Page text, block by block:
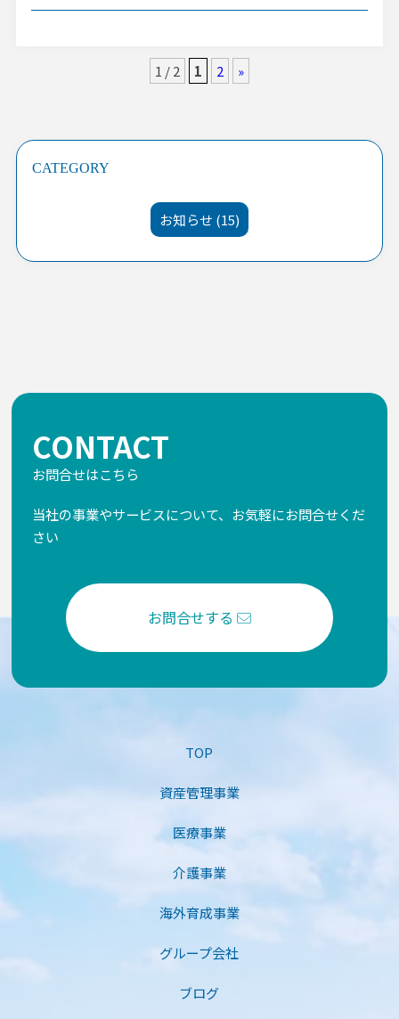
1 / 2 1 2 »
CATEGORY
お知らせ (15)
CONTACT
お問合せはこちら
当社の事業やサービスについて、お気軽にお問合せくだ
さい
お問合せする
TOP
資産管理事業
医療事業
介護事業
海外育成事業
グループ会社
ブログ